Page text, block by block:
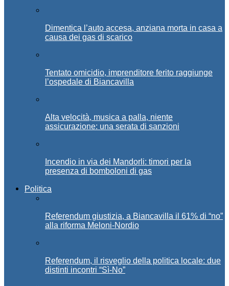
Dimentica l’auto accesa, anziana morta in casa a
causa dei gas di scarico
Tentato omicidio, imprenditore ferito raggiunge
l’ospedale di Biancavilla
Alta velocità, musica a palla, niente
assicurazione: una serata di sanzioni
Incendio in via dei Mandorli: timori per la
presenza di bomboloni di gas
Politica
Referendum giustizia, a Biancavilla il 61% di “no”
alla riforma Meloni-Nordio
Referendum, il risveglio della politica locale: due
distinti incontri “Sì-No”